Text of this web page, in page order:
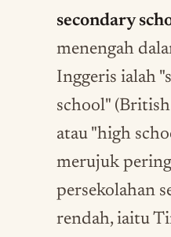
secondary
menengah
Inggeris ialah
school"
atau "high
merujuk
persekolahan
rendah, iaitu